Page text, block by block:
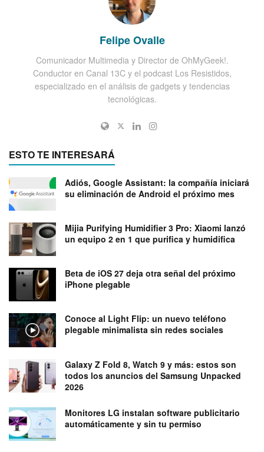
Felipe Ovalle
Comunicador Multimedia y Director de OhMyGeek!.
Conductor en Canal 13C y el podcast Los Resistidos,
especializado en el análisis de gadgets y tendencias
tecnológicas.
ESTO TE INTERESARÁ
Adiós, Google Assistant: la compañía iniciará
su eliminación de Android el próximo mes
Mijia Purifying Humidifier 3 Pro: Xiaomi lanzó
un equipo 2 en 1 que purifica y humidifica
Beta de iOS 27 deja otra señal del próximo
iPhone plegable
Conoce al Light Flip: un nuevo teléfono
plegable minimalista sin redes sociales
Galaxy Z Fold 8, Watch 9 y más: estos son
todos los anuncios del Samsung Unpacked
2026
Monitores LG instalan software publicitario
automáticamente y sin tu permiso